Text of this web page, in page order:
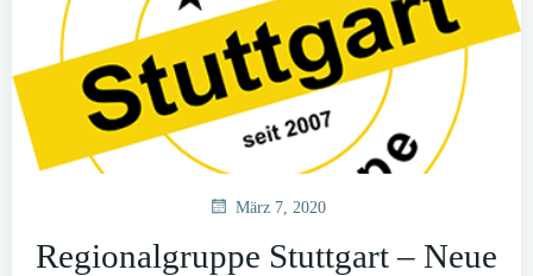
März 7, 2020
Regionalgruppe Stuttgart – Neue